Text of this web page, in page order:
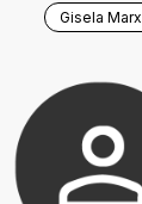
Gisela Marx